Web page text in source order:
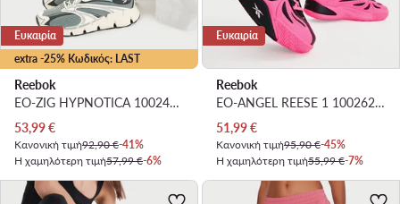
extra -25% Κωδικός: LAST
Ευκαιρία
Reebok
EO-ZIG HYPNOTICA 100244508 W · Παπούτσια για Τρέξιμο
Τρέχουσα τιμή
53,99€
Κανονική τιμή92,90 €-41%
Η χαμηλότερη τιμή57,99 €-6%
Ευκαιρία
Reebok
EO-ANGEL REESE 1 100262060 · Μπασκετικά Παπούτσια
Τρέχουσα τιμή
51,99€
Κανονική τιμή95,90 €-45%
Η χαμηλότερη τιμή55,99 €-7%